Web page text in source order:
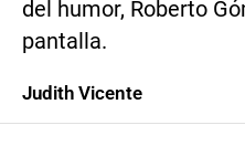
del humor, Roberto
pantalla.
Judith Vicente